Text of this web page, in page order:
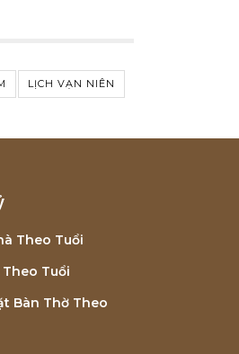
LỊCH VẠN NIÊN
Theo Tuổi
Theo Tuổi
Bàn Thờ Theo